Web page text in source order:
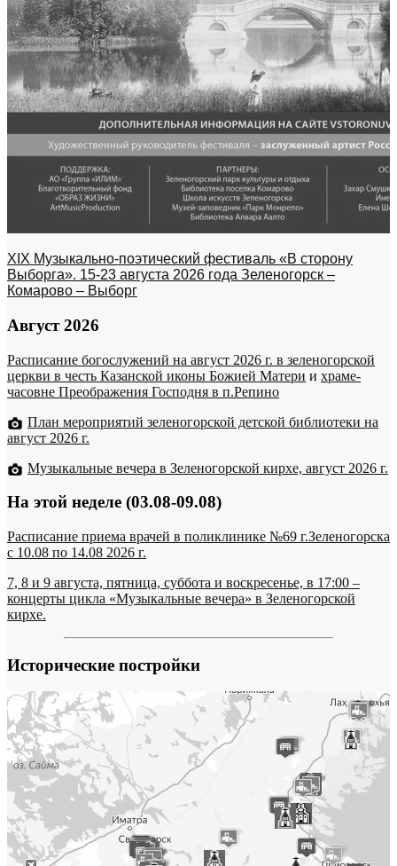
XIX Музыкально-поэтический фестиваль «В сторону
Выборга». 15-23 августа 2026 года Зеленогорск –
Комарово – Выборг
Август 2026
Расписание богослужений на август 2026 г. в зеленогорской
церкви в честь Казанской иконы Божией Матери и храме-
часовне Преображения Господня в п.Репино
План мероприятий зеленогорской детской библиотеки на
август 2026 г.
Музыкальные вечера в Зеленогорской кирхе, август 2026 г.
На этой неделе (03.08-09.08)
Расписание приема врачей в поликлинике №69 г.Зеленогорска
c 10.08 по 14.08 2026 г.
7, 8 и 9 августа, пятница, суббота и воскресенье, в 17:00 –
концерты цикла «Музыкальные вечера» в Зеленогорской
кирхе.
Исторические постройки